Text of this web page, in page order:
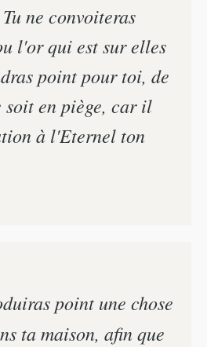
ne convoiteras
l'or qui est sur elles
point pour toi, de
en piège, car il
à l'Eternel ton
point une chose
ta maison, afin que